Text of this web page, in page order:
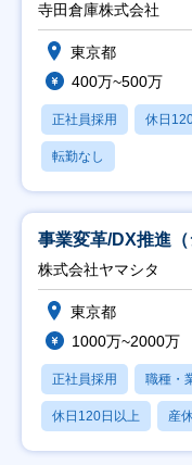
寺田倉庫株式会社
東京都
400万~500万
正社員採用 休日
転勤なし
事業変革/DX推進（
株式会社ヤマシタ
東京都
1000万~2000万
正社員採用 職種・
休日120日以上 産